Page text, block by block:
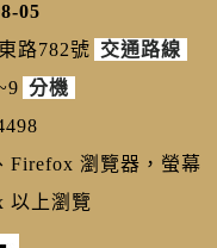
05
路782號 交通路線
分機
Firefox 瀏覽器，螢幕
以上瀏覽